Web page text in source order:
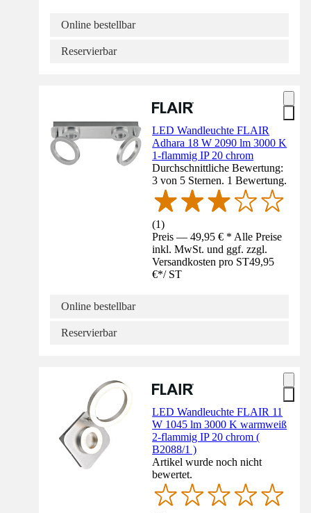
Online bestellbar
Reservierbar
LED Wandleuchte FLAIR
Adhara 18 W 2090 lm 3000 K
1-flammig IP 20 chrom
Durchschnittliche Bewertung:
3 von 5 Sternen. 1 Bewertung.
(1)
Preis — 49,95 € * Alle Preise
inkl. MwSt. und ggf. zzgl.
Versandkosten pro ST49,95
€*/ ST
Online bestellbar
Reservierbar
LED Wandleuchte FLAIR 11
W 1045 lm 3000 K warmweiß
2-flammig IP 20 chrom (
B2088/1 )
Artikel wurde noch nicht
bewertet.